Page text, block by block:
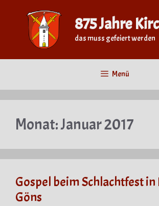
springen
875 Jahre
das muss gefeiert werden
Menü
Monat:Januar 2017
Gospel beim Schlachtfest
Göns